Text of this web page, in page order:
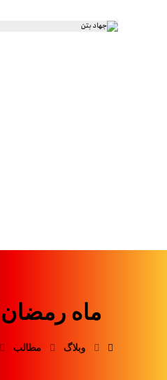
ماه رمضان
وبلاگ مطالب